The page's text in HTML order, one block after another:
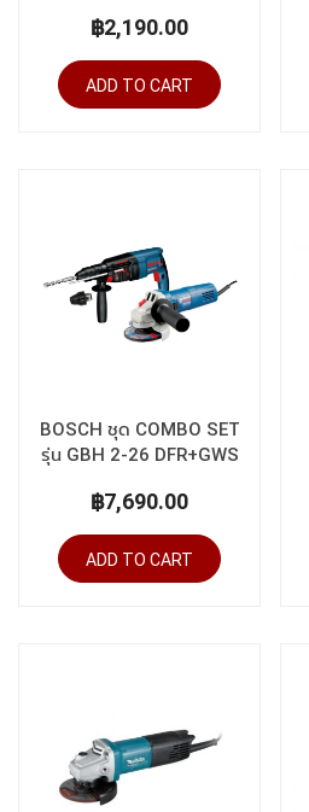
฿2,190.00
ADD TO CART
BOSCH ชุด COMBO SET
รุ่น GBH 2-26 DFR+GWS
฿7,690.00
ADD TO CART